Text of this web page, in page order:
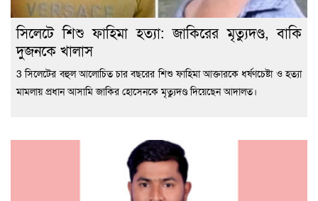
সিলেটে শিশু ফাহিমা হত্যা: জাকিরের মৃত্যুদণ্ড, বাকি
দুজনকে খালাস
3 সিলেটের বহুল আলোচিত চার বছরের শিশু ফাহিমা আক্তারকে ধর্ষণচেষ্টা ও হত্যা
মামলায় প্রধান আসামি জাকির হোসেনকে মৃত্যুদণ্ড দিয়েছেন আদালত।